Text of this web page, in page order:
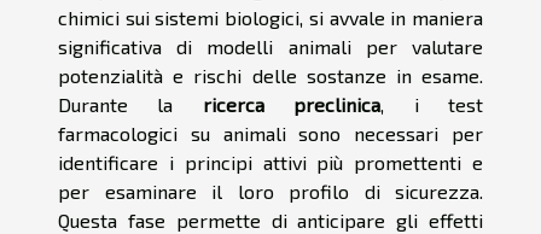
chimici sui sistemi biologici, si avvale in maniera
significativa di modelli animali per valutare
potenzialità e rischi delle sostanze in esame.
Durante la ricerca preclinica, i test
farmacologici su animali sono necessari per
identificare i principi attivi più promettenti e
per esaminare il loro profilo di sicurezza.
Questa fase permette di anticipare gli effetti